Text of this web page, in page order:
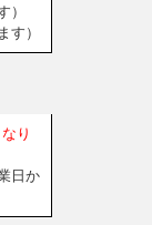
）
す）
り
日か